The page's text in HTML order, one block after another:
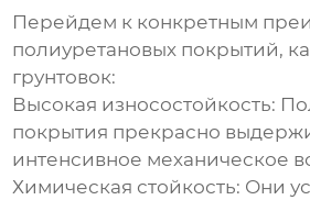
Перейдем к конкретным
полиуретановых покрытий,
грунтовок:
Высокая износостойкость:
покрытия прекрасно
интенсивное механическое
Химическая стойкость: Они